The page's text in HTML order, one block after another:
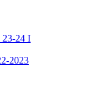
24 I
2023